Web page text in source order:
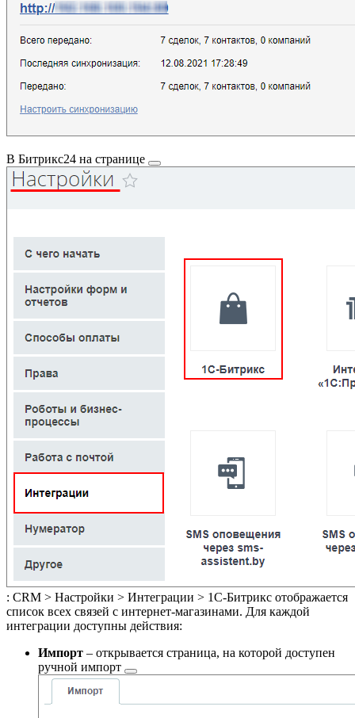
В Битрикс24 на странице
: CRM > Настройки > Интеграции > 1С-Битрикс отображается
список всех связей с интернет-магазинами. Для каждой
интеграции доступны действия:
Импорт – открывается страница, на которой доступен
ручной импорт